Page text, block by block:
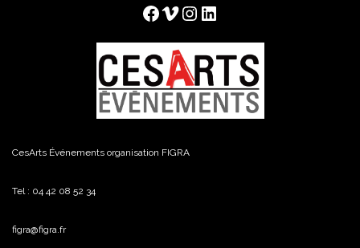
Facebook
Vimeo
Instagram
LinkedIn
CesArts Événements organisation FIGRA
Tel : 04 42 08 52 34
figra@figra.fr